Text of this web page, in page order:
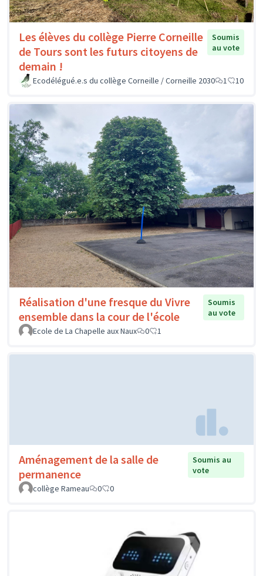
Les élèves du collège Pierre Corneille
de Tours sont les futurs citoyens de
demain !
Soumis
au vote
Ecodélégué.e.s du collège Corneille / Corneille 2030 1 10
Réalisation d'une fresque du Vivre
ensemble dans la cour de l'école
Soumis
au vote
Ecole de La Chapelle aux Naux
0 1
Aménagement de la salle de
permanence
Soumis au
vote
collège Rameau
0 0